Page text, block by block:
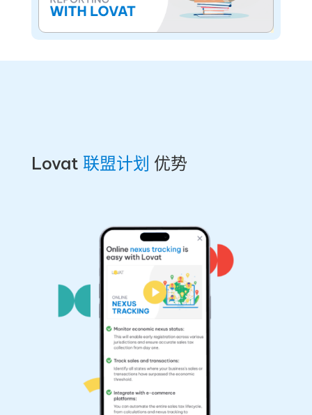
Lovat 联盟计划 优势